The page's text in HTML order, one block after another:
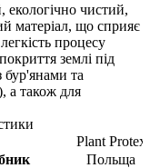
чистий,
матеріал, що сприяє
процесу
землі під
бур'янами та
а також для
Plant Protex
Польща